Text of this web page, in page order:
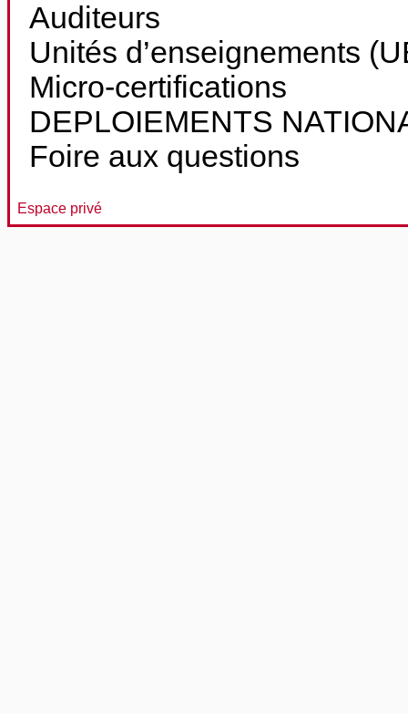
Auditeurs
Unités d’enseignements
Micro-certifications
DEPLOIEMENTS
Foire aux questions
Espace privé